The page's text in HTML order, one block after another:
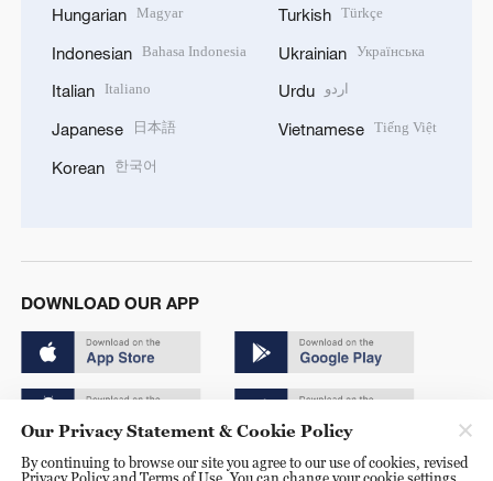
Hungarian Magyar
Indonesian Bahasa Indonesia
Italian Italiano
Japanese 日本語
Korean 한국어
Turkish Türkçe
Ukrainian Українська
Urdu اردو
Vietnamese Tiếng Việt
DOWNLOAD OUR APP
Copyright © 2024 CGTN.
Our Privacy Statement & Cookie Policy
By continuing to browse our site you agree to our use of cookies, revised
Privacy Policy and Terms of Use. You can change your cookie settings